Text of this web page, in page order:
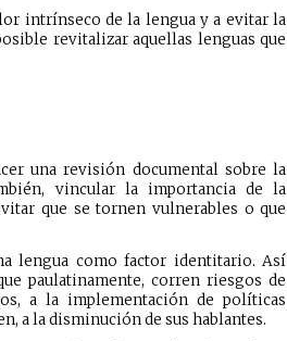
intrínseco de la lengua y a evitar la
revitalizar aquellas lenguas que
una revisión documental sobre la
vincular la importancia de la
que se tornen vulnerables o que
lengua como factor identitario. Así
paulatinamente, corren riesgos de
a la implementación de políticas
a la disminución de sus hablantes.